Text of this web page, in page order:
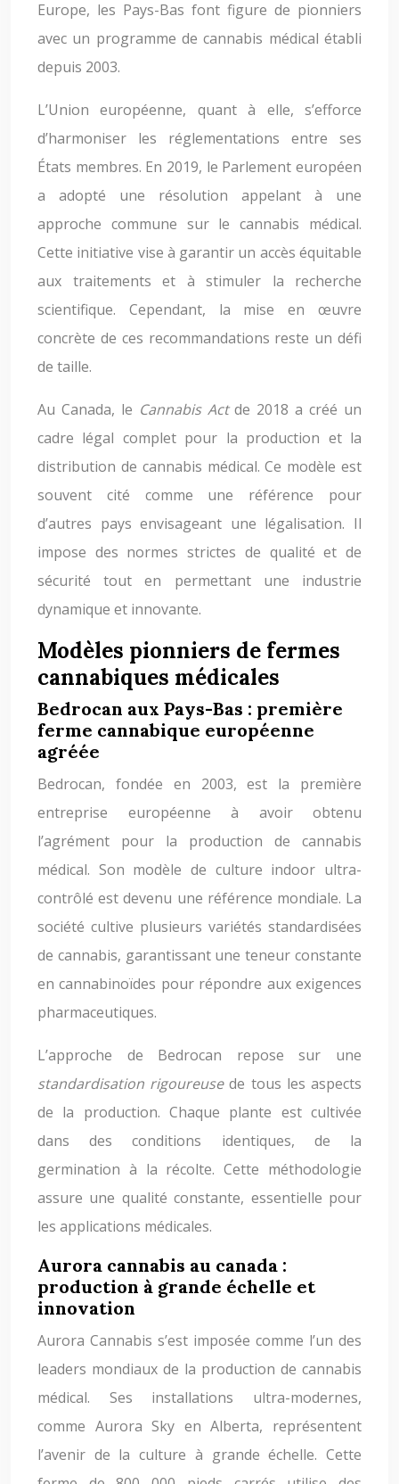
Europe, les Pays-Bas font figure de pionniers
avec un programme de cannabis médical établi
depuis 2003.
L’Union européenne, quant à elle, s’efforce
d’harmoniser les réglementations entre ses
États membres. En 2019, le Parlement européen
a adopté une résolution appelant à une
approche commune sur le cannabis médical.
Cette initiative vise à garantir un accès équitable
aux traitements et à stimuler la recherche
scientifique. Cependant, la mise en œuvre
concrète de ces recommandations reste un défi
de taille.
Au Canada, le Cannabis Actde 2018 a créé un
cadre légal complet pour la production et la
distribution de cannabis médical. Ce modèle est
souvent cité comme une référence pour
d’autres pays envisageant une légalisation. Il
impose des normes strictes de qualité et de
sécurité tout en permettant une industrie
dynamique et innovante.
Modèles pionniers de fermes
cannabiques médicales
Bedrocan aux Pays-Bas : première
ferme cannabique européenne
agréée
Bedrocan, fondée en 2003, est la première
entreprise européenne à avoir obtenu
l’agrément pour la production de cannabis
médical. Son modèle de culture indoor ultra-
contrôlé est devenu une référence mondiale. La
société cultive plusieurs variétés standardisées
de cannabis, garantissant une teneur constante
en cannabinoïdes pour répondre aux exigences
pharmaceutiques.
L’approche de Bedrocan repose sur une
standardisation rigoureusede tous les aspects
de la production. Chaque plante est cultivée
dans des conditions identiques, de la
germination à la récolte. Cette méthodologie
assure une qualité constante, essentielle pour
les applications médicales.
Aurora cannabis au canada :
production à grande échelle et
innovation
Aurora Cannabis s’est imposée comme l’un des
leaders mondiaux de la production de cannabis
médical. Ses installations ultra-modernes,
comme Aurora Sky en Alberta, représentent
l’avenir de la culture à grande échelle. Cette